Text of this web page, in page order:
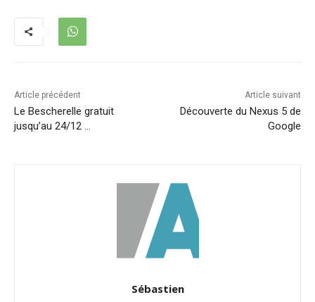
Article précédent
Le Bescherelle gratuit
jusqu’au 24/12 …
Article suivant
Découverte du Nexus 5 de
Google
Sébastien